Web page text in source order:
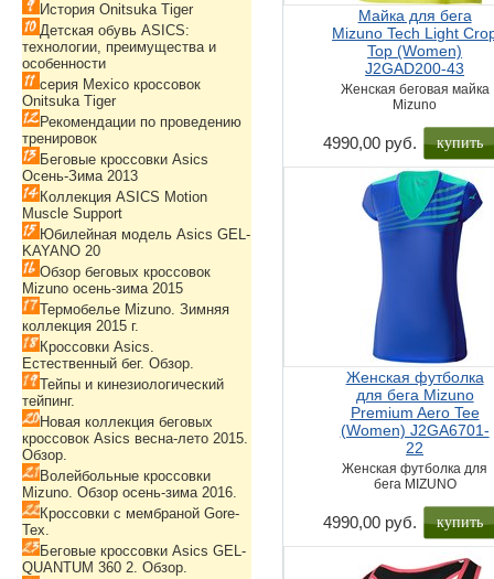
Майка для бега
Mizuno Tech Light
Top (Women)
J2GAD200-43
Женская беговая майка
Mizuno
4990,00 руб. купить
Женская футболка
для бега Mizuno
Premium Aero Tee
(Women) J2GA6701-
22
Женская футболка для
бега MIZUNO
4990,00 руб. купить
История Onitsuka Tiger
Детская обувь ASICS:
технологии, преимущества и
особенности
серия Mexico кроссовок
Onitsuka Tiger
Рекомендации по проведению
тренировок
Беговые кроссовки Asics
Осень-Зима 2013
Коллекция ASICS Motion
Muscle Support
Юбилейная модель Asics GEL-
KAYANO 20
Обзор беговых кроссовок
Mizuno осень-зима 2015
Термобелье Mizuno. Зимняя
коллекция 2015 г.
Кроссовки Asics.
Естественный бег. Обзор.
Тейпы и кинезиологический
тейпинг.
Новая коллекция беговых
кроссовок Asics весна-лето 2015.
Обзор.
Волейбольные кроссовки
Mizuno. Обзор осень-зима 2016.
Кроссовки с мембраной Gore-
Tex.
Беговые кроссовки Asics GEL-
QUANTUM 360 2. Обзор.